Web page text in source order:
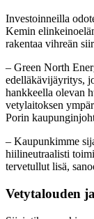
Investoinneilla
Kemin
rakentaa vihreän
– Green North
edelläkävijäyritys,
hankkeella olevan
vetylaitoksen
Porin
– Kaupunkimme
hiilineutraalisti
tervetullut lisä,
Vetytalouden